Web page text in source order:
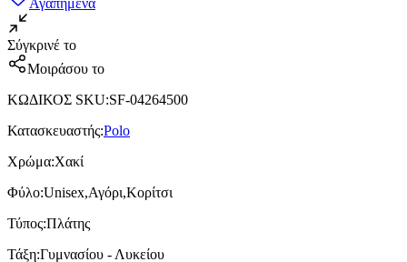
Σύγκρινέ το
Μοιράσου το
ΚΩΔΙΚΟΣ SKU:SF-04264500
Κατασκευαστής:Polo
Χρώμα:Χακί
Φύλο:Unisex,Αγόρι,Κορίτσι
Τύπος:Πλάτης
Τάξη:Γυμνασίου - Λυκείου